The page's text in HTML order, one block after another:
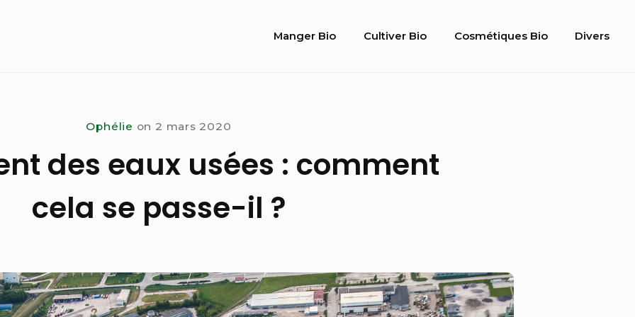
Site
Manger Bio Cultiver Bio Cosmétiques Bio Divers
Ophélie on 2 mars 2020
des eaux usées : comment
cela se passe-il ?